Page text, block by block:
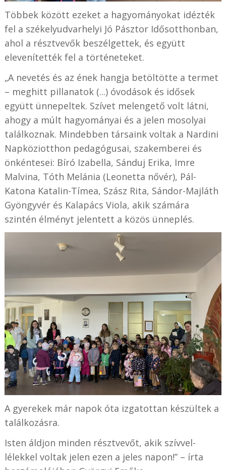
Többek között ezeket a hagyományokat idézték
fel a székelyudvarhelyi Jó Pásztor Idősotthonban,
ahol a résztvevők beszélgettek, és együtt
elevenítették fel a történeteket.
„A nevetés és az ének hangja betöltötte a termet
– meghitt pillanatok (...) óvodások és idősek
együtt ünnepeltek. Szívet melengető volt látni,
ahogy a múlt hagyományai és a jelen mosolyai
találkoznak. Mindebben társaink voltak a Nardini
Napköziotthon pedagógusai, szakemberei és
önkéntesei: Bíró Izabella, Sánduj Erika, Imre
Malvina, Tóth Melánia (Leonetta nővér), Pál-
Katona Katalin-Tímea, Szász Rita, Sándor-Majláth
Gyöngyvér és Kalapács Viola, akik számára
szintén élményt jelentett a közös ünneplés.
A gyerekek már napok óta izgatottan készültek a
találkozásra.
Isten áldjon minden résztvevőt, akik szívvel-
lélekkel voltak jelen ezen a jeles napon!” – írta